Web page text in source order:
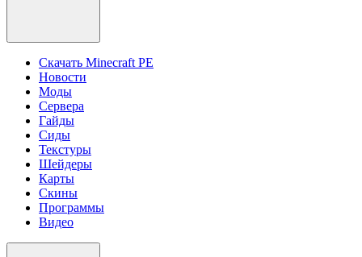
Скачать Minecraft PE
Новости
Моды
Сервера
Гайды
Сиды
Текстуры
Шейдеры
Карты
Скины
Программы
Видео